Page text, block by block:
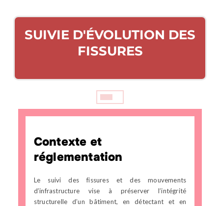
SUIVIE D'ÉVOLUTION DES
FISSURES
Contexte et
réglementation
Le suivi des fissures et des mouvements
d’infrastructure vise à préserver l’intégrité
structurelle d’un bâtiment, en détectant et en